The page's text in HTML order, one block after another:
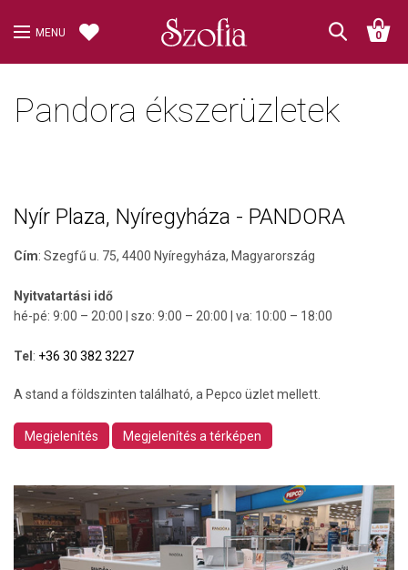
MENU 0
Pandora ékszerüzletek
Nyír Plaza, Nyíregyháza - PANDORA
Cím: Szegfű u. 75, 4400 Nyíregyháza, Magyarország
Nyitvatartási idő
hé-pé: 9:00 – 20:00 | szo: 9:00 – 20:00 | va: 10:00 – 18:00
Tel: +36 30 382 3227
A stand a földszinten található, a Pepco üzlet mellett.
Megjelenítés Megjelenítés a térképen